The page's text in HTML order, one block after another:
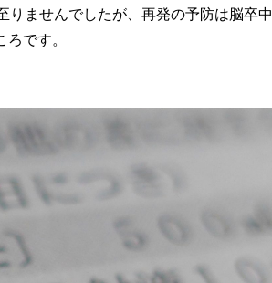
りませんでしたが、再発の予防は脳卒中
です。